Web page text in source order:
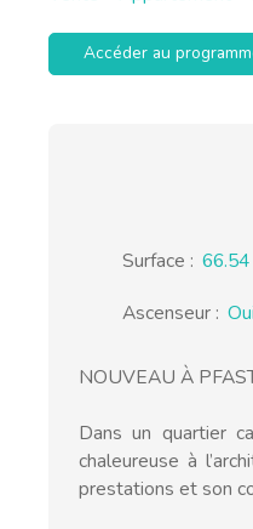
Accéder au
Surface : 66.54
Ascenseur : Oui
NOUVEAU À
Dans un quartier
chaleureuse à
prestations et son